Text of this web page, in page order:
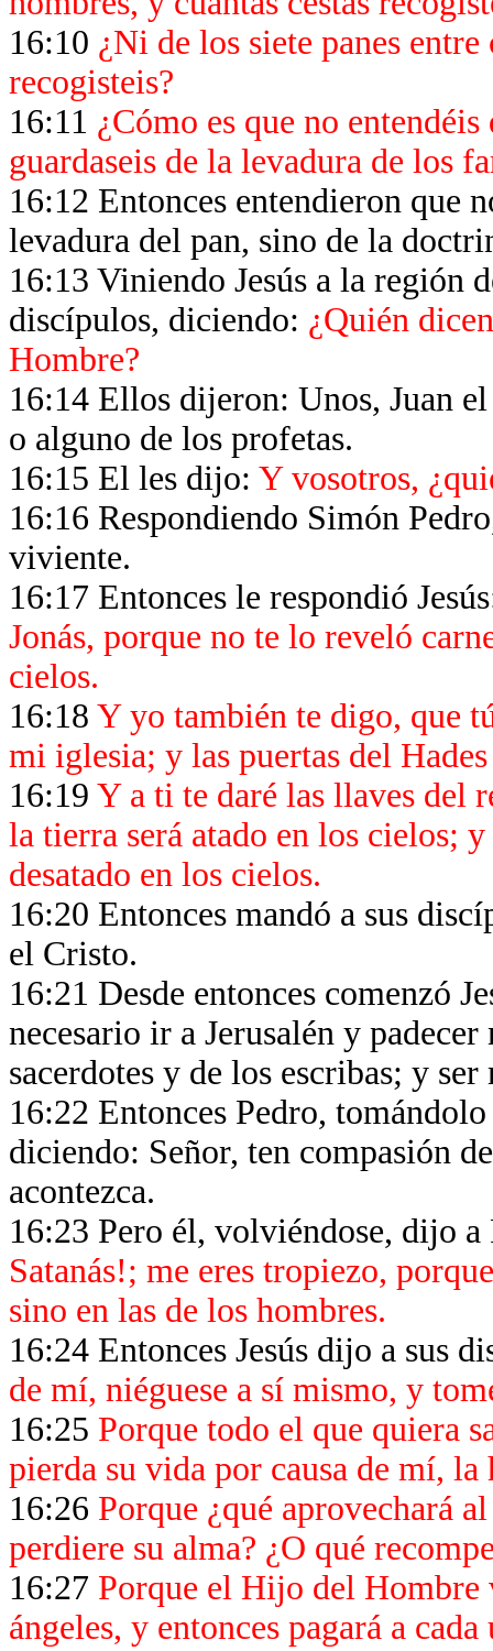
16:10 ¿Ni de los siete panes
recogisteis?
16:11 ¿Cómo es que no
guardaseis de la levadura de los
16:12 Entonces entendieron que
levadura del pan, sino de la
16:13 Viniendo Jesús a la región
discípulos, diciendo: ¿Quién
Hombre?
16:14 Ellos dijeron: Unos, Juan
o alguno de los profetas.
16:15 El les dijo: Y vosotros,
16:16 Respondiendo Simón
viviente.
16:17 Entonces le respondió
Jonás, porque no te lo reveló
cielos.
16:18 Y yo también te digo, que
mi iglesia; y las puertas del
16:19 Y a ti te daré las llaves del
la tierra será atado en los cielos;
desatado en los cielos.
16:20 Entonces mandó a sus
el Cristo.
16:21 Desde entonces comenzó
necesario ir a Jerusalén y
sacerdotes y de los escribas; y
16:22 Entonces Pedro,
diciendo: Señor, ten compasión
acontezca.
16:23 Pero él, volviéndose, dijo
Satanás!; me eres tropiezo,
sino en las de los hombres.
16:24 Entonces Jesús dijo a sus
de mí, niéguese a sí mismo, y
16:25 Porque todo el que quiera
pierda su vida por causa de mí, la
16:26 Porque ¿qué aprovechará
perdiere su alma? ¿O qué
16:27 Porque el Hijo del Hombre
ángeles, y entonces pagará a